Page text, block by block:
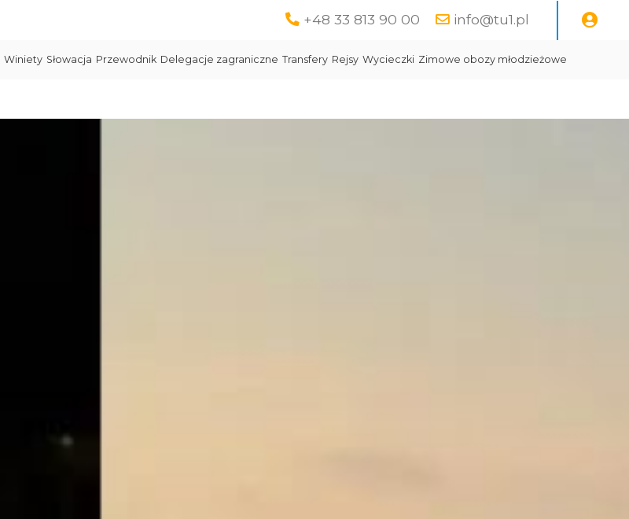
+48 33 813 90 00 info@tu1.pl
Winiety Słowacja Przewodnik Delegacje zagraniczne Transfery Rejsy Wycieczki Zimowe obozy młodzieżowe